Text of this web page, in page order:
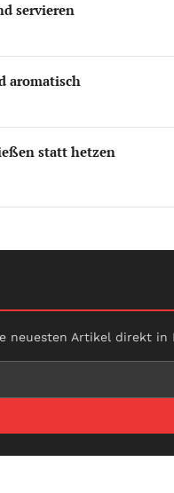
servieren
aromatisch
statt hetzen
neuesten Artikel direkt